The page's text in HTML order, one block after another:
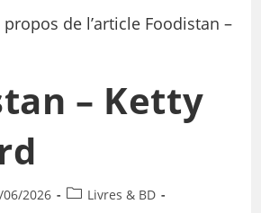
– Ketty
06/2026
Livres & BD